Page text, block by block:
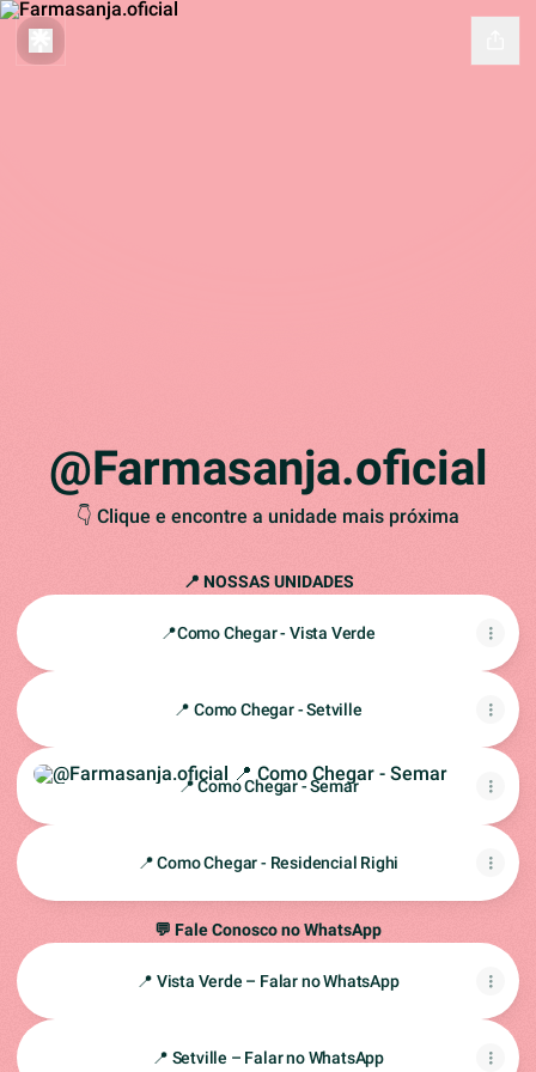
@Farmasanja.oficial
👇 Clique e encontre a unidade mais próxima
📍 NOSSAS UNIDADES
📍Como Chegar - Vista Verde
📍 Como Chegar - Setville
📍 Como Chegar - Semar
📍 Como Chegar - Semar
📍 Como Chegar - Residencial Righi
💬 Fale Conosco no WhatsApp
📍 Vista Verde – Falar no WhatsApp
📍 Setville – Falar no WhatsApp